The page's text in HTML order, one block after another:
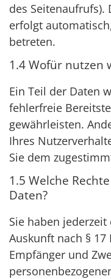
des Seitenaufrufs).
erfolgt
betreten.
1.4 Wofür nutzen
Ein Teil der Daten
fehlerfreie
gewährleisten.
Ihres
Sie dem
1.5 Welche
Daten?
Sie haben
Auskunft nach § 17
Empfänger und